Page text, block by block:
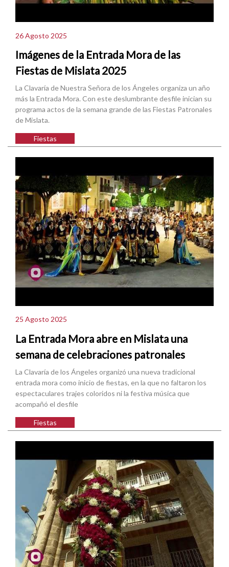
26 Agosto 2025
Imágenes de la Entrada Mora de las
Fiestas de Mislata 2025
La Clavaría de Nuestra Señora de los Ángeles organiza un año
más la Entrada Mora. Con este deslumbrante desfile inician su
programa actos de la semana grande de las Fiestas Patronales
de Mislata.
Fiestas
25 Agosto 2025
La Entrada Mora abre en Mislata una
semana de celebraciones patronales
La Clavaría de los Ángeles organizó una nueva tradicional
entrada mora como inicio de fiestas, en la que no faltaron los
espectaculares trajes coloridos ni la festiva música que
acompañó el desfile
Fiestas